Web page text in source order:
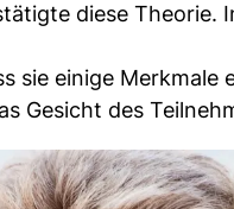
diese
sie einige
Gesicht des